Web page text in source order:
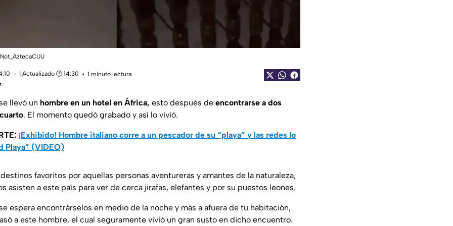
| Actualizado 🕑 14:30
1 minuto lectura
llevó un hombre en un hotel en África, esto después de encontrarse a dos
. El momento quedó grabado y así lo vivió.
¡Exhibido! Hombre italiano corre a un pescador de su “playa” y las redes lo
Playa” (VIDEO)
favoritos por aquellas personas aventureras y amantes de la naturaleza,
asisten a este país para ver de cerca jirafas, elefantes y por su puestos leones.
espera encontrárselos en medio de la noche y más a afuera de tu habitación,
a este hombre, el cual seguramente vivió un gran susto en dicho encuentro.